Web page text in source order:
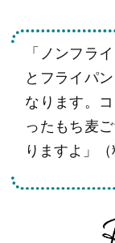
「ノンフラ
とフライパ
なります。
ったもち麦
りますよ」